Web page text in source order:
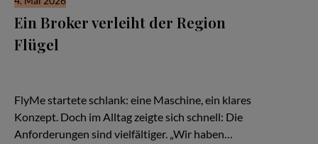
Ein Broker verleiht der Region
Flügel
FlyMe startete schlank: eine Maschine, ein klares
Konzept. Doch im Alltag zeigte sich schnell: Die
Anforderungen sind vielfältiger. „Wir haben…